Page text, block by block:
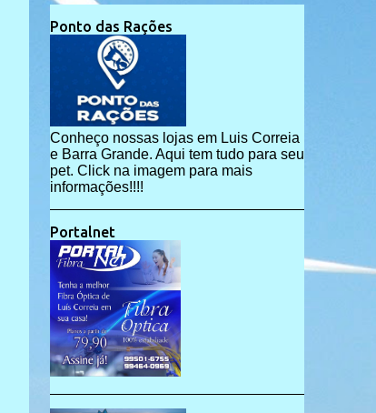
Ponto das Rações
Conheço nossas lojas em Luis Correia
e Barra Grande. Aqui tem tudo para seu
pet. Click na imagem para mais
informações!!!!
Portalnet